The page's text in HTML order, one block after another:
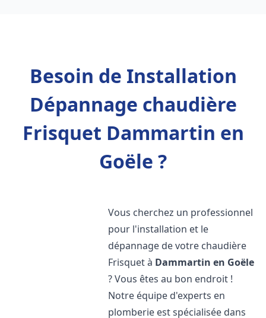
Besoin de Installation
Dépannage chaudière
Frisquet Dammartin en
Goële ?
Vous cherchez un professionnel
pour l'installation et le
dépannage de votre chaudière
Frisquet à Dammartin en Goële
? Vous êtes au bon endroit !
Notre équipe d'experts en
plomberie est spécialisée dans